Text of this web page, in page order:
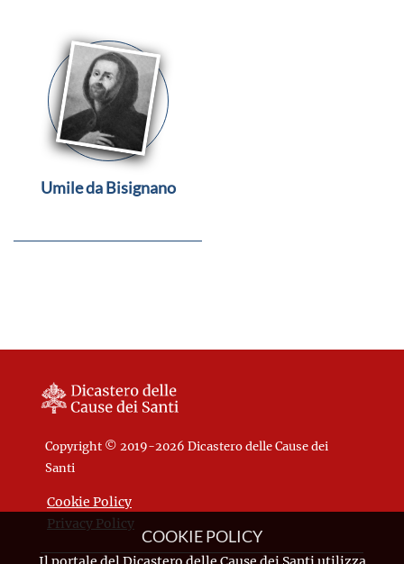
Umile da Bisignano
Copyright © 2019-2026 Dicastero delle Cause dei
Santi
Cookie Policy
Privacy Policy
COOKIE POLICY